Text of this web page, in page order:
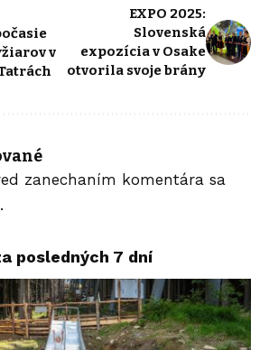
v
EXPO 2025:
Slovenská
expozícia v Osake
otvorila svoje brány
zanechaním komentára sa
.
posledných 7 dní